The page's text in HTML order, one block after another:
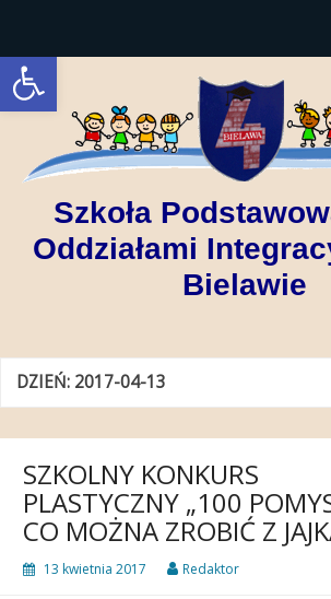
Open toolbar
Szkoła
Oddziałami
Bielawie
DZIEŃ: 2017-04-13
SZKOLNY KONKURS
PLASTYCZNY „100
CO MOŻNA ZROBIĆ Z
13 kwietnia 2017 Redaktor